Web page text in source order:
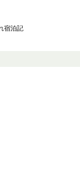
宿泊記